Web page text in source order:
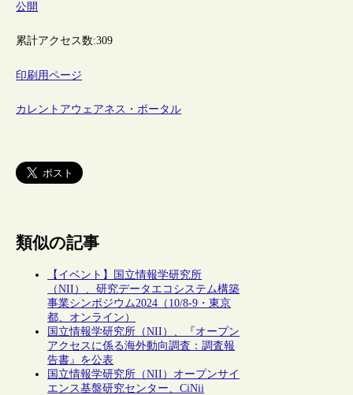
公開
累計アクセス数:309
印刷用ページ
カレントアウェアネス・ポータル
類似の記事
【イベント】国立情報学研究所
（NII）、研究データエコシステム構築
事業シンポジウム2024（10/8-9・東京
都、オンライン）
国立情報学研究所（NII）、『オープン
アクセスに係る海外動向調査：調査報
告書』を公表
国立情報学研究所（NII）オープンサイ
エンス基盤研究センター、CiNii